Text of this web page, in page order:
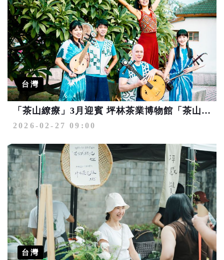
台灣
「茶山繚療」3月迎賓 坪林茶業博物館「茶山市」3/21.22開賣
2026-02-27 09:00
台灣